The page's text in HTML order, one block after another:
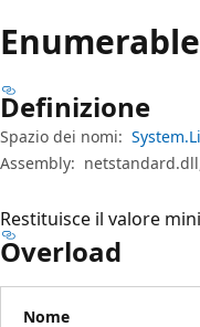
Definizione
Spazio dei nomi:
Assembly:
Restituisce il valore
Overload
Nome